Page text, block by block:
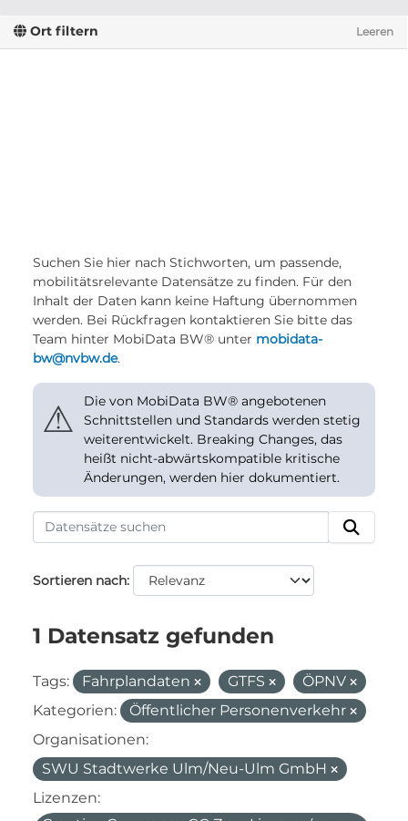
Ort filtern Leeren
Suchen Sie hier nach Stichworten, um passende,
mobilitätsrelevante Datensätze zu finden. Für den
Inhalt der Daten kann keine Haftung übernommen
werden. Bei Rückfragen kontaktieren Sie bitte das
Team hinter MobiData BW® unter mobidata-
bw@nvbw.de.
⚠
Die von MobiData BW® angebotenen
Schnittstellen und Standards werden stetig
weiterentwickelt. Breaking Changes, das
heißt nicht-abwärtskompatible kritische
Änderungen, werden hier dokumentiert.
Sortieren nach
1 Datensatz gefunden
Tags: Fahrplandaten GTFS
ÖPNV
Kategorien:
Öffentlicher Personenverkehr
Organisationen:
SWU Stadtwerke Ulm/Neu-Ulm GmbH
Lizenzen: